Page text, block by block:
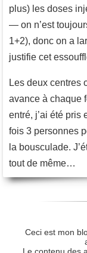
plus) les doses
— on n’est
1+2), donc on a
justifie cet
Les deux centres
avance à chaque
entré, j’ai été pris
fois 3 personnes
la bousculade.
tout de même…
Ceci est mon